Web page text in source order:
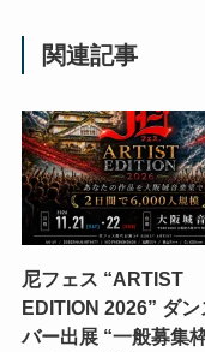
関連記事
尼フェス “ARTIST
EDITION 2026” ダ
バー出展 “一般募集